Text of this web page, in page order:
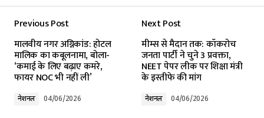
Required fields are marked*
Comment*
Previous Post
मालवीय नगर अग्निकांड: होटल
मालिक का कबूलनामा, बोला-
‘कमाई के लिए बढ़ाए कमरे,
फायर NOC भी नहीं ली’
नेशनल 04/06/2026
Next Post
मीम्स से मैदान तक: कॉकरोच
जनता पार्टी ने चुने 3 प्रवक्ता,
NEET पेपर लीक पर शिक्षा मंत्री
के इस्तीफे की मांग
नेशनल 04/06/2026